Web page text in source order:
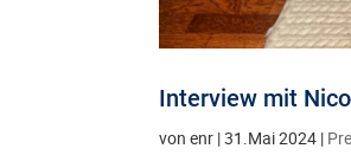
Interview mit
vonenr |31.Mai 2024 |